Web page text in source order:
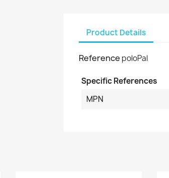
Product Details
Reference poloPal
Specific References
MPN